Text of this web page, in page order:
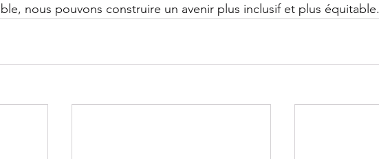
nous pouvons construire un avenir plus inclusif et plus équitable.